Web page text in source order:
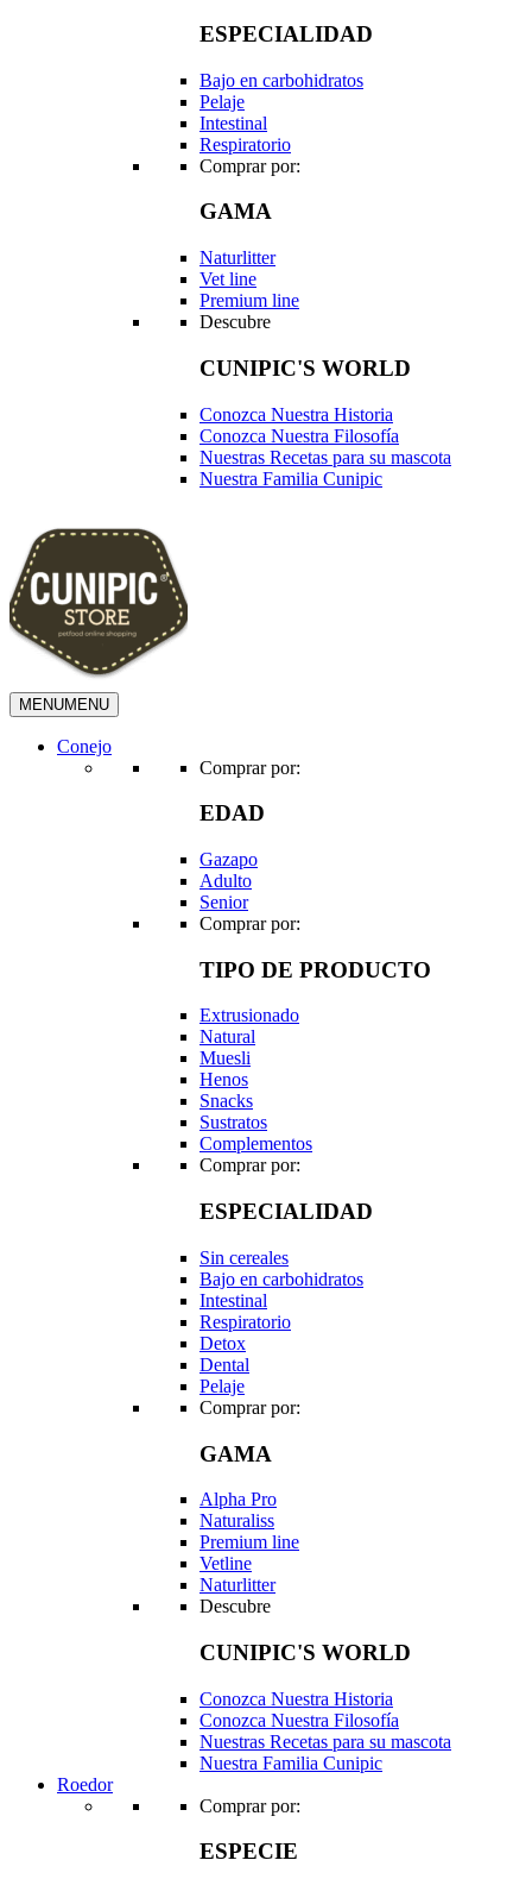
ESPECIALIDAD
Bajo en carbohidratos
Pelaje
Intestinal
Respiratorio
Comprar por:
GAMA
Naturlitter
Vet line
Premium line
Descubre
CUNIPIC'S WORLD
Conozca Nuestra Historia
Conozca Nuestra Filosofía
Nuestras Recetas para su mascota
Nuestra Familia Cunipic
MENUMENU
Conejo
Comprar por:
EDAD
Gazapo
Adulto
Senior
Comprar por:
TIPO DE PRODUCTO
Extrusionado
Natural
Muesli
Henos
Snacks
Sustratos
Complementos
Comprar por:
ESPECIALIDAD
Sin cereales
Bajo en carbohidratos
Intestinal
Respiratorio
Detox
Dental
Pelaje
Comprar por:
GAMA
Alpha Pro
Naturaliss
Premium line
Vetline
Naturlitter
Descubre
CUNIPIC'S WORLD
Conozca Nuestra Historia
Conozca Nuestra Filosofía
Nuestras Recetas para su mascota
Nuestra Familia Cunipic
Roedor
Comprar por:
ESPECIE